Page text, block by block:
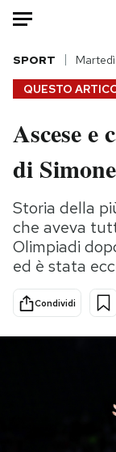
HOME
Italia
Politica
Tecnologia
Internet
Scienza
Cultura
Economia
QUESTO
SPORT
Ascese e
di
Storia della
che aveva
Olimpiadi
ed è stata
Condividi